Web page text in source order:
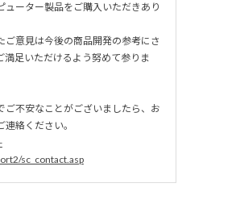
ューター製品をご購入いただきあり
ご意見は今後の商品開発の参考にさ
満足いただけるよう努めて参りま
ご不安なことがございましたら、お
絡ください。
sc_contact.asp